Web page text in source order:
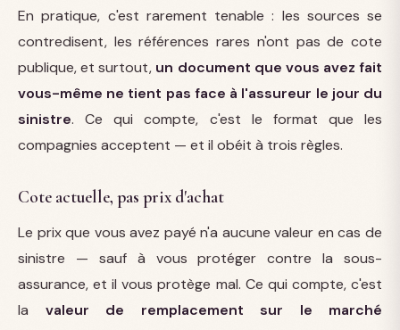
En pratique, c'est rarement tenable : les sources se
contredisent, les références rares n'ont pas de cote
publique, et surtout, un document que vous avez fait
vous-même ne tient pas face à l'assureur le jour du
sinistre. Ce qui compte, c'est le format que les
compagnies acceptent — et il obéit à trois règles.
Cote actuelle, pas prix d'achat
Le prix que vous avez payé n'a aucune valeur en cas de
sinistre — sauf à vous protéger contre la sous-
assurance, et il vous protège mal. Ce qui compte, c'est
la valeur de remplacement sur le marché